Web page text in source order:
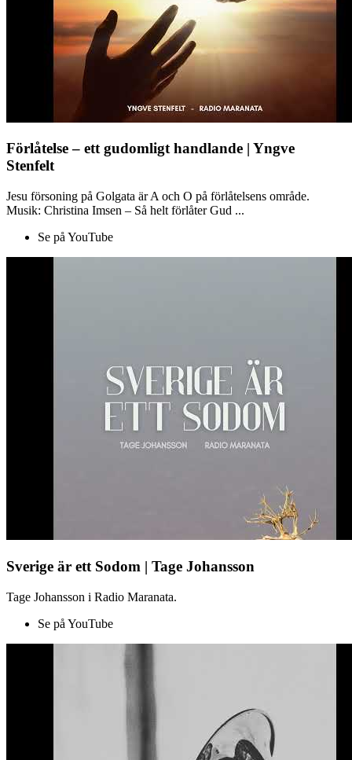
Förlåtelse – ett gudomligt handlande | Yngve
Stenfelt
Jesu försoning på Golgata är A och O på förlåtelsens område.
Musik: Christina Imsen – Så helt förlåter Gud ...
Se på YouTube
Sverige är ett Sodom | Tage Johansson
Tage Johansson i Radio Maranata.
Se på YouTube